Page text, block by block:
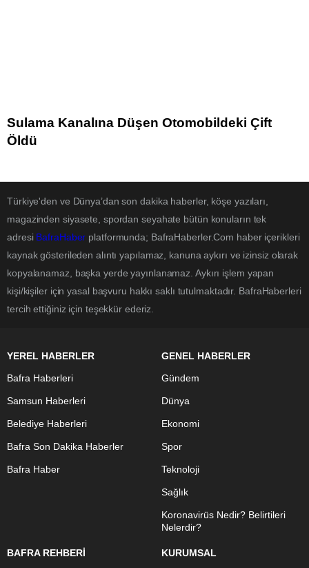
Sulama Kanalına Düşen Otomobildeki Çift
Öldü
Türkiye'den ve Dünya’dan son dakika haberler, köşe yazıları,
magazinden siyasete, spordan seyahate bütün konuların tek
adresi BafraHaber platformunda; BafraHaberler.Com haber içerikleri
kaynak gösterileden alıntı yapılamaz, kanuna aykırı ve izinsiz olarak
kopyalanamaz, başka yerde yayınlanamaz. Aykırı işlem yapan
kişi/kişiler için yasal başvuru hakkı saklı tutulmaktadır. BafraHaberleri
tercih ettiğiniz için teşekkür ederiz.
YEREL HABERLER
Bafra Haberleri
Samsun Haberleri
Belediye Haberleri
Bafra Son Dakika Haberler
Bafra Haber
GENEL HABERLER
Gündem
Dünya
Ekonomi
Spor
Teknoloji
Sağlık
Koronavirüs Nedir? Belirtileri
Nelerdir?
BAFRA REHBERİ
KURUMSAL